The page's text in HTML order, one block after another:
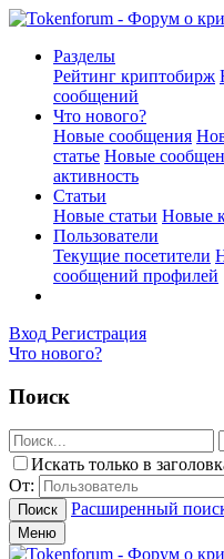
Разделы
Рейтинг криптобирж
сообщений
Что нового?
Новые сообщения
статье Новые
активность
Статьи
Новые статьи Новые
Пользователи
Текущие посетители
сообщений профилей
Вход Регистрация
Что нового?
Поиск
Искать только в
От:
Поиск Расширенный
Меню